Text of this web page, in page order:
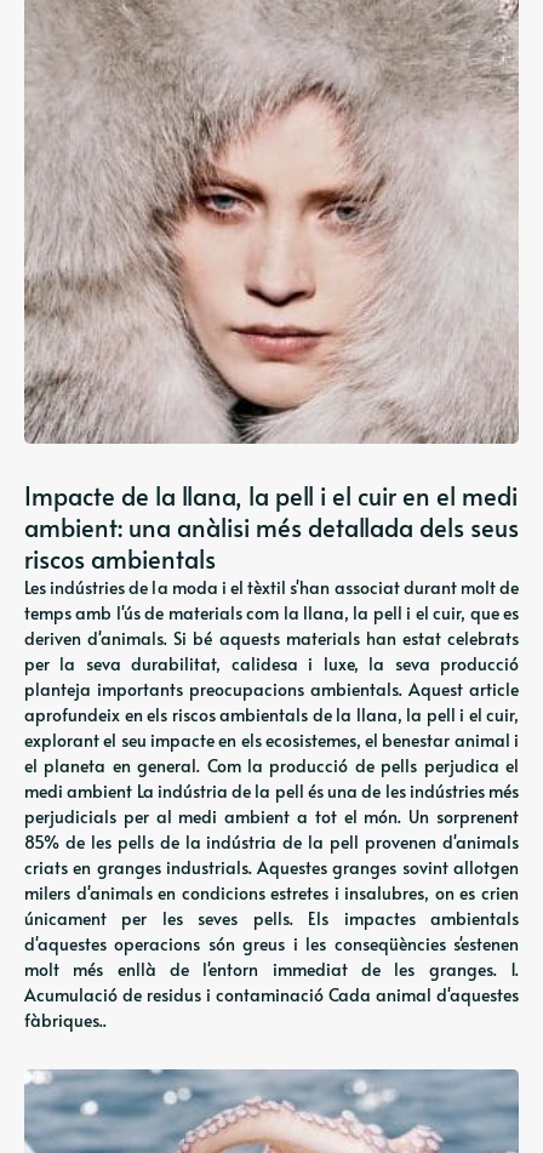
Impacte de la llana, la pell i el cuir en el medi
ambient: una anàlisi més detallada dels seus
riscos ambientals
Les indústries de la moda i el tèxtil s'han associat durant molt de
temps amb l'ús de materials com la llana, la pell i el cuir, que es
deriven d'animals. Si bé aquests materials han estat celebrats
per la seva durabilitat, calidesa i luxe, la seva producció
planteja importants preocupacions ambientals. Aquest article
aprofundeix en els riscos ambientals de la llana, la pell i el cuir,
explorant el seu impacte en els ecosistemes, el benestar animal i
el planeta en general. Com la producció de pells perjudica el
medi ambient La indústria de la pell és una de les indústries més
perjudicials per al medi ambient a tot el món. Un sorprenent
85% de les pells de la indústria de la pell provenen d'animals
criats en granges industrials. Aquestes granges sovint allotgen
milers d'animals en condicions estretes i insalubres, on es crien
únicament per les seves pells. Els impactes ambientals
d'aquestes operacions són greus i les conseqüències s'estenen
molt més enllà de l'entorn immediat de les granges. 1.
Acumulació de residus i contaminació Cada animal d'aquestes
fàbriques..